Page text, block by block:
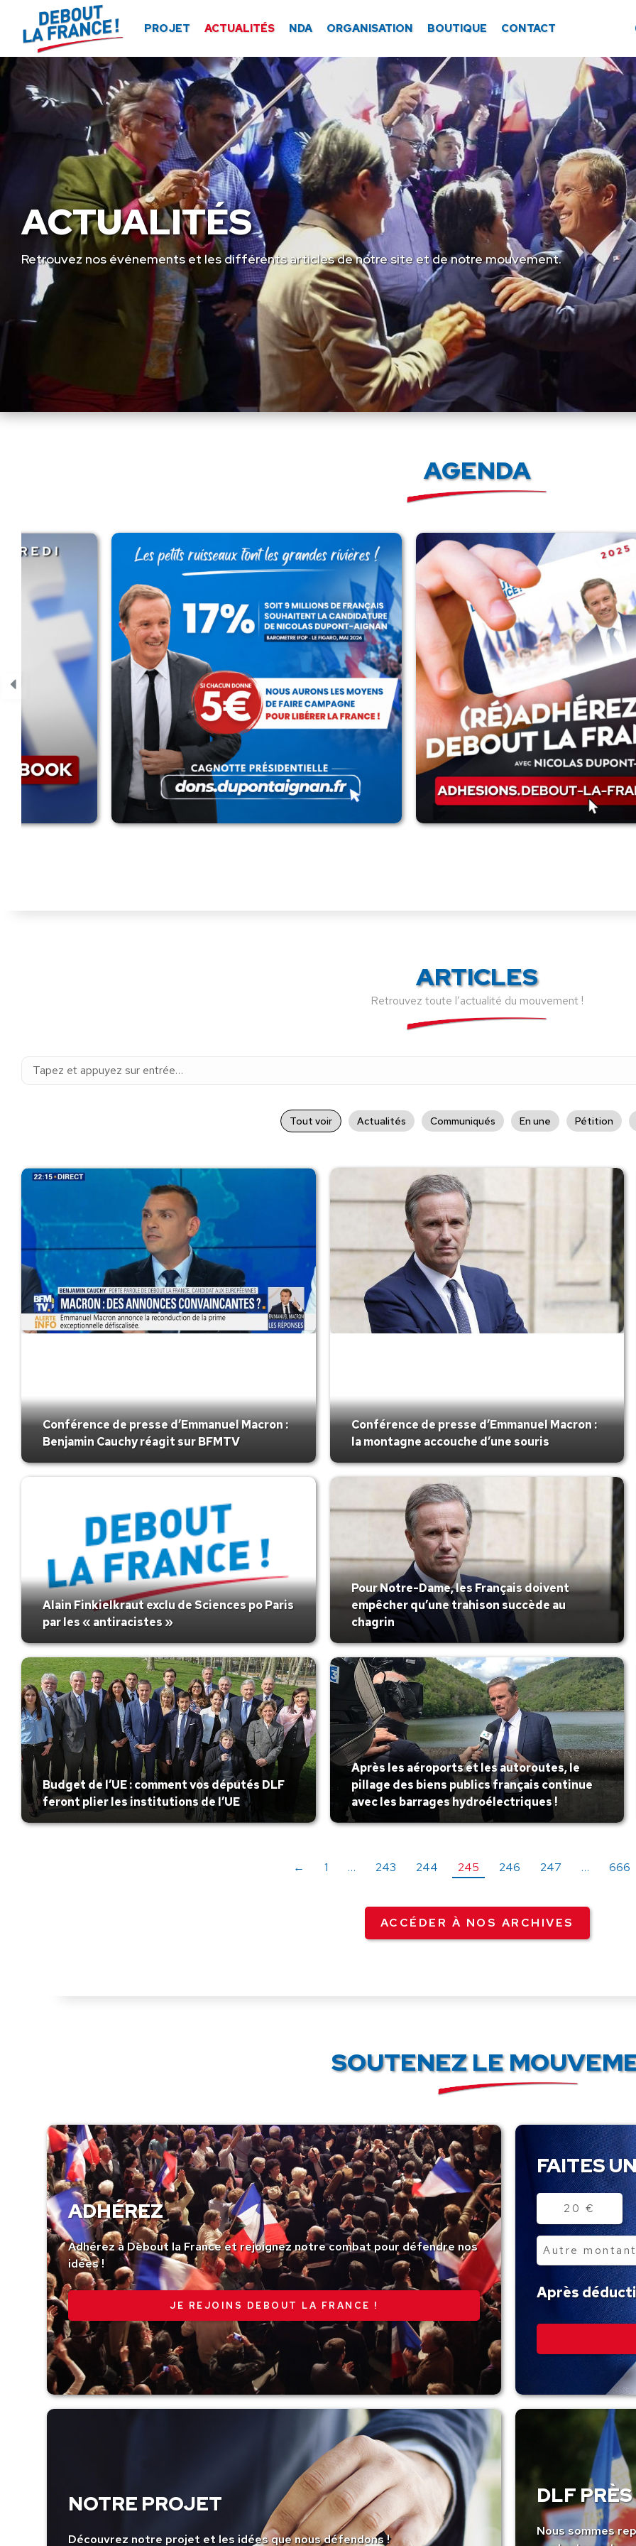
PROJET ACTUALITÉS NDA ORGANISATION BOUTIQUE CONTACT
ACTUALITÉS
Retrouvez nos événements et les différents articles de notre site et de notre mouvement.
AGENDA
ARTICLES
Retrouvez toute l’actualité du mouvement !
Recherche
Tout voir Actualités Communiqués En une Pétition
Conférence de presse d’Emmanuel Macron :
Benjamin Cauchy réagit sur BFMTV
Conférence de presse d’Emmanuel Macron :
la montagne accouche d’une souris
Alain Finkielkraut exclu de Sciences po Paris
par les « antiracistes »
Pour Notre-Dame, les Français doivent
empêcher qu’une trahison succède au
chagrin
Budget de l’UE : comment vos députés DLF
feront plier les institutions de l’UE
Après les aéroports et les autoroutes, le
pillage des biens publics français continue
avec les barrages hydroélectriques !
← 1 … 243 244 245 246 247 … 666
ACCÉDER À NOS ARCHIVES
SOUTENEZ LE
ADHÉREZ
Adhérez à Debout la France et rejoignez notre combat pour défendre nos
idées !
JE REJOINS DEBOUT LA FRANCE !
FAITES
Montant
20 €
Autre
montant
Après
NOTRE PROJET
Découvrez notre projet et les idées que nous défendons !
DLF
Nous sommes
Panneau de gestion des cookies